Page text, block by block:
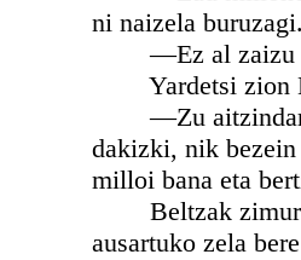
ni naizela
—Ez al zaizu
Yardetsi zion
—Zu aitzindari
dakizki, nik bezein
milloi bana eta
Beltzak zimurtu
ausartuko zela